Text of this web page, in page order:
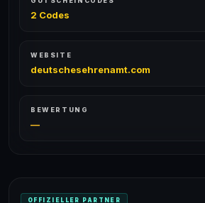
2 Codes
WEBSITE
deutschesehrenamt.com
BEWERTUNG
—
OFFIZIELLER PARTNER